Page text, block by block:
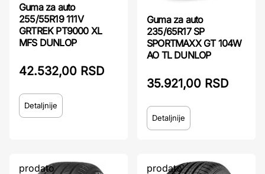
Guma za auto
255/55R19 111V
GRTREK PT9000 XL
MFS DUNLOP
42.532,00 RSD
Detaljnije
Guma za auto
235/65R17 SP
SPORTMAXX GT 104W
AO TL DUNLOP
35.921,00 RSD
Detaljnije
prodato prodato